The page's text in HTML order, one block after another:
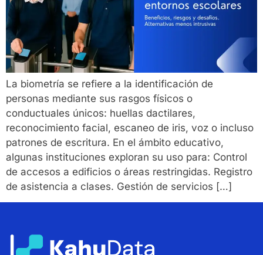
La biometría se refiere a la identificación de
personas mediante sus rasgos físicos o
conductuales únicos: huellas dactilares,
reconocimiento facial, escaneo de iris, voz o incluso
patrones de escritura. En el ámbito educativo,
algunas instituciones exploran su uso para: Control
de accesos a edificios o áreas restringidas. Registro
de asistencia a clases. Gestión de servicios […]